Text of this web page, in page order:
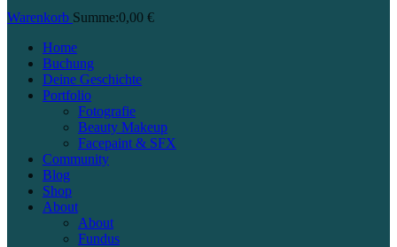
Warenkorb Summe:0,00 €
Home
Buchung
Deine Geschichte
Portfolio
Fotografie
Beauty Makeup
Facepaint & SFX
Community
Blog
Shop
About
About
Fundus